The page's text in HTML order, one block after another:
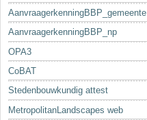
AanvraagerkenningBBP_gemeente
AanvraagerkenningBBP_np
OPA3
CoBAT
Stedenbouwkundig attest
MetropolitanLandscapes web